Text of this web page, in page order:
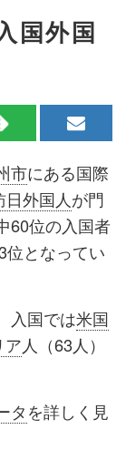
国外国
を
購
メ
ル
マ
ガ
登
録
る
市にある国際
日外国人が門
60位の入国者
位となってい
入国では米国
ア人（63人）
タを詳しく見